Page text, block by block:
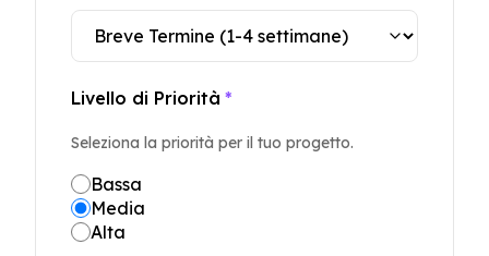
Livello di Priorità *
Seleziona la priorità per il tuo progetto.
Bassa
Media
Alta